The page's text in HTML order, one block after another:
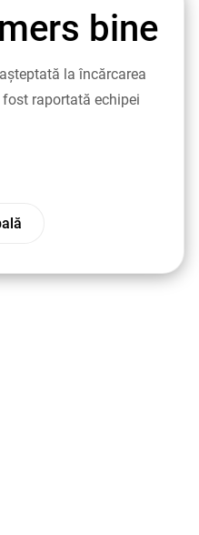
bine
la încărcarea
raportată echipei